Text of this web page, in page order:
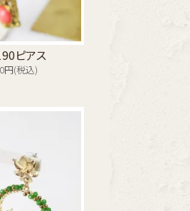
ピアス
円(税込)